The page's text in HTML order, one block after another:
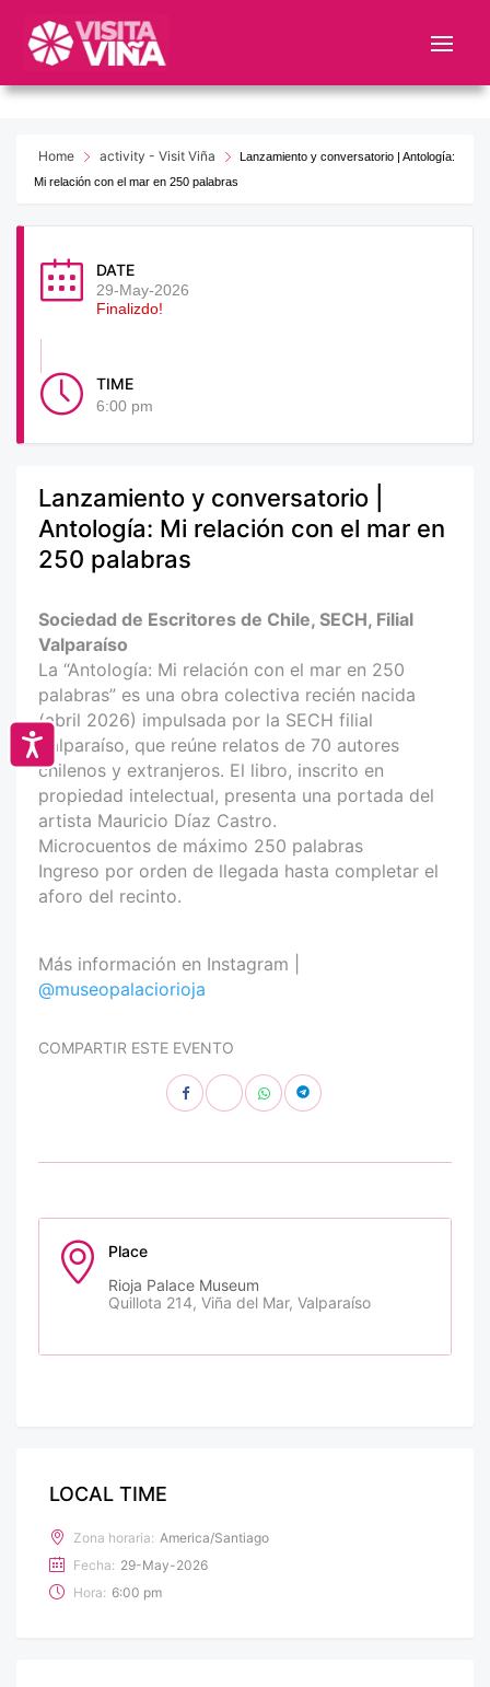
este
web
sistema
Accesibilidad
Home activity - Visit Viña
Lanzamiento y conversatorio | Antología:
Mi relación con el mar en 250 palabras
DATE
29-May-2026
Finalizdo!
TIME
6:00 pm
Lanzamiento y conversatorio |
Antología: Mi relación con el mar en
250 palabras
Sociedad de Escritores de Chile, SECH, Filial
Valparaíso
La “Antología: Mi relación con el mar en 250
palabras” es una obra colectiva recién nacida
(abril 2026) impulsada por la SECH filial
Valparaíso, que reúne relatos de 70 autores
chilenos y extranjeros. El libro, inscrito en
propiedad intelectual, presenta una portada del
artista Mauricio Díaz Castro.
Microcuentos de máximo 250 palabras
Ingreso por orden de llegada hasta completar el
aforo del recinto.
Más información en Instagram |
@museopalaciorioja
COMPARTIR ESTE EVENTO
Place
Rioja Palace Museum
Quillota 214, Viña del Mar, Valparaíso
LOCAL TIME
Zona horaria: America/Santiago
Fecha: 29-May-2026
Hora: 6:00 pm